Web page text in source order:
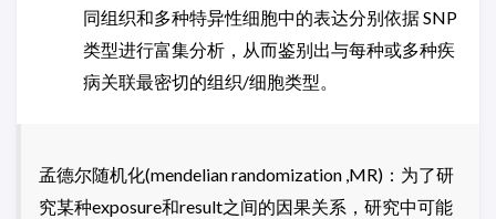
同组织和多种特异性细胞中的表达分别依据 SNP
类型进行富集分析，从而鉴别出与每种或多种疾
病关联最密切的组织/细胞类型。
孟德尔随机化(mendelian randomization ,MR)：为了研
究某种exposure和result之间的因果关系，研究中可能